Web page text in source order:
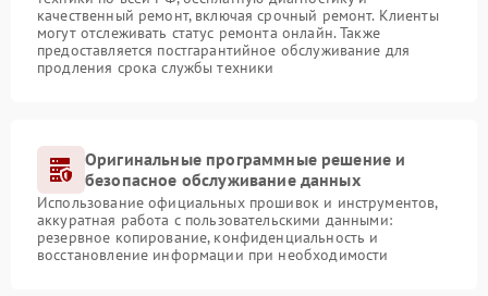
качественный ремонт, включая срочный ремонт. Клиенты
могут отслеживать статус ремонта онлайн. Также
предоставляется постгарантийное обслуживание для
продления срока службы техники
Оригинальные программные решение и
безопасное обслуживание данных
Использование официальных прошивок и инструментов,
аккуратная работа с пользовательскими данными:
резервное копирование, конфиденциальность и
восстановление информации при необходимости